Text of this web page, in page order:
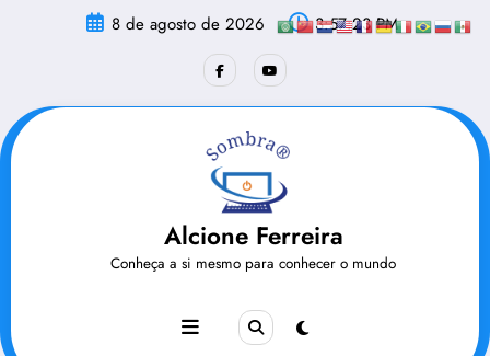
8 de agosto de 2026 3:57:23 PM
Alcione Ferreira
Conheça a si mesmo para conhecer o mundo